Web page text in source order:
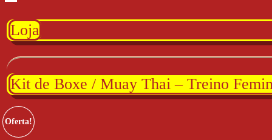
Loja
Kit de Boxe / Muay Thai – Treino
Oferta!